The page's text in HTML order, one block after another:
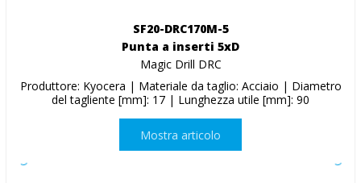
SF20-DRC170M-5
Punta a inserti 5xD
Magic Drill DRC
Produttore: Kyocera | Materiale da taglio: Acciaio | Diametro
del tagliente [mm]: 17 | Lunghezza utile [mm]: 90
Mostra articolo